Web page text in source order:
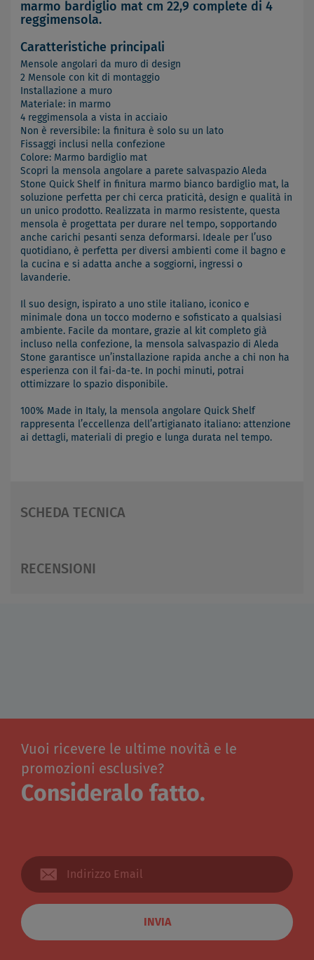
marmo bardiglio mat cm 22,9 complete di 4
reggimensola.
Caratteristiche principali
Mensole angolari da muro di design
2 Mensole con kit di montaggio
Installazione a muro
Materiale: in marmo
4 reggimensola a vista in acciaio
Non è reversibile: la finitura è solo su un lato
Fissaggi inclusi nella confezione
Colore: Marmo bardiglio mat
Scopri la mensola angolare a parete salvaspazio Aleda
Stone Quick Shelf in finitura marmo bianco bardiglio mat, la
soluzione perfetta per chi cerca praticità, design e qualità in
un unico prodotto. Realizzata in marmo resistente, questa
mensola è progettata per durare nel tempo, sopportando
anche carichi pesanti senza deformarsi. Ideale per l’uso
quotidiano, è perfetta per diversi ambienti come il bagno e
la cucina e si adatta anche a soggiorni, ingressi o
lavanderie.
Il suo design, ispirato a uno stile italiano, iconico e
minimale dona un tocco moderno e sofisticato a qualsiasi
ambiente. Facile da montare, grazie al kit completo già
incluso nella confezione, la mensola salvaspazio di Aleda
Stone garantisce un’installazione rapida anche a chi non ha
esperienza con il fai-da-te. In pochi minuti, potrai
ottimizzare lo spazio disponibile.
100% Made in Italy, la mensola angolare Quick Shelf
rappresenta l’eccellenza dell’artigianato italiano: attenzione
ai dettagli, materiali di pregio e lunga durata nel tempo.
SCHEDA TECNICA
RECENSIONI
Vuoi ricevere le ultime novità e le
promozioni esclusive?
Consideralo fatto.
INVIA